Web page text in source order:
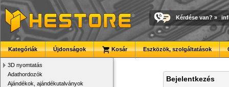
Kérdése van? »
Kategóriák Újdonságok Kosár Eszközök, szolgáltatások
3D nyomtatás
Adathordozók
Ajándékok, ajándékutalványok
Bejelentkezés